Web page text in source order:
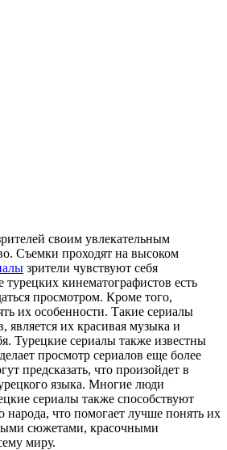
своим увлекательным
Съемки проходят на высоком
зрители чувствуют себя
кинематографистов есть
просмотром. Кроме того,
их особенности. Такие сериалы
их красивая музыка и
Турецкие сериалы также известны
просмотр сериалов еще более
предсказать, что произойдет в
языка. Многие люди
сериалы также способствуют
что помогает лучше понять их
сюжетами, красочными
миру.